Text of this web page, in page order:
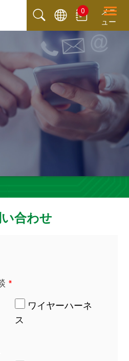
0
メニ
ュー
合わせ
*
ワイヤーハーネ
ス